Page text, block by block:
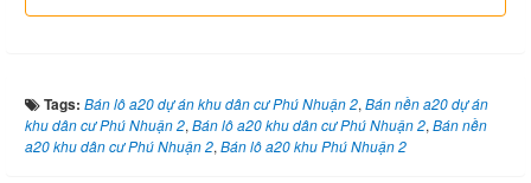
Tags: Bán lô a20 dự án khu dân cư Phú Nhuận 2,Bán nền a20 dự án
khu dân cư Phú Nhuận 2,Bán lô a20 khu dân cư Phú Nhuận 2,Bán nền
a20 khu dân cư Phú Nhuận 2,Bán lô a20 khu Phú Nhuận 2